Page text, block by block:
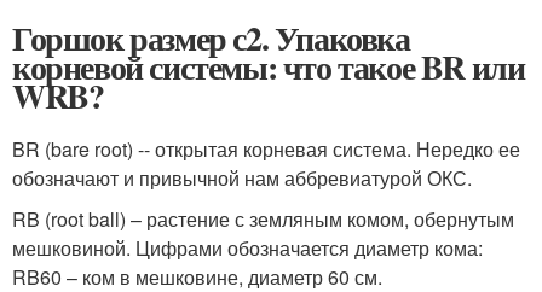
Горшок размер с2. Упаковка
корневой системы: что такое BR или
WRB?
BR (bare root) -- открытая корневая система. Нередко ее
обозначают и привычной нам аббревиатурой ОКС.
RB (root ball) – растение с земляным комом, обернутым
мешковиной. Цифрами обозначается диаметр кома:
RB60 – ком в мешковине, диаметр 60 см.